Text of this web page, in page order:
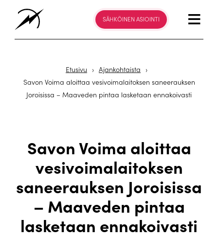
SÄHKÖINEN ASIOINTI
Etusivu › Ajankohtaista
›
Savon Voima aloittaa vesivoimalaitoksen saneerauksen
Joroisissa – Maaveden pintaa lasketaan ennakoivasti
Savon Voima aloittaa
vesivoimalaitoksen
saneerauksen Joroisissa
– Maaveden pintaa
lasketaan ennakoivasti